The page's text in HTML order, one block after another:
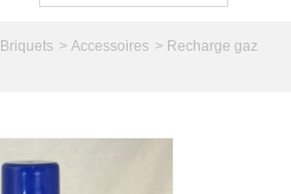
Briquets > Accessoires > Recharge gaz